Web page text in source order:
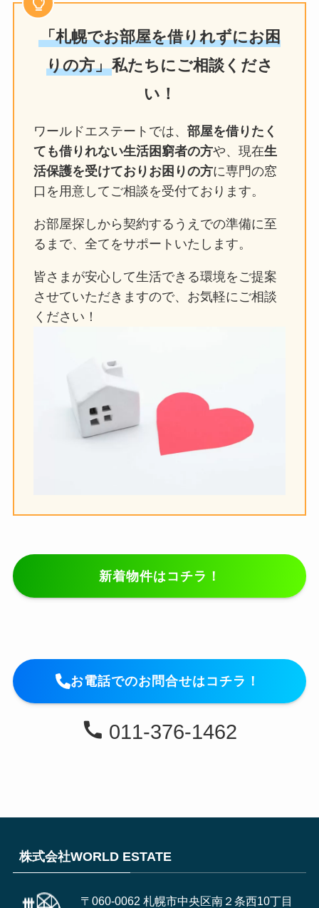
「札幌でお部屋を借りれずにお困
りの方」私たちにご相談くださ
い！
ワールドエステートでは、 部屋を借りたく
ても借りれない生活困窮者の方や、現在生
活保護を受けておりお困りの方に専門の窓
口を用意してご相談を受付ております。
お部屋探しから契約するうえでの準備に至
るまで、全てをサポートいたします。
皆さまが安心して生活できる環境をご提案
させていただきますので、お気軽にご相談
ください！
新着物件はコチラ！
お電話でのお問合せはコチラ！
011-376-1462
株式会社WORLD ESTATE
〒060-0062 札幌市中央区南２条西10丁目